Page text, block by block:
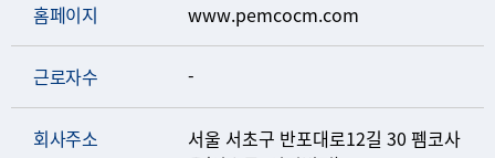
홈페이지 www.pemcocm.com
근로자수 -
회사주소
서울 서초구 반포대로12길 30 펨코사